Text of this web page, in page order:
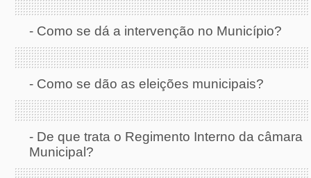
- Como se dá a intervenção no Município?
- Como se dão as eleições municipais?
- De que trata o Regimento Interno da câmara
Municipal?